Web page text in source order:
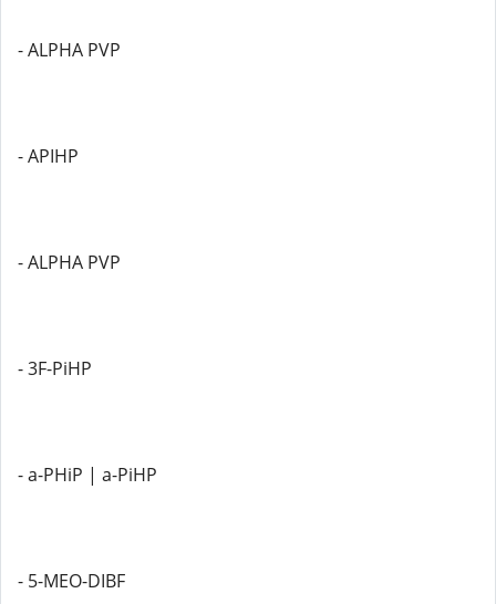
- ALPHA PVP
- APIHP
- ALPHA PVP
- 3F-PiHP
- a-PHiP | a-PiHP
- 5-MEO-DIBF